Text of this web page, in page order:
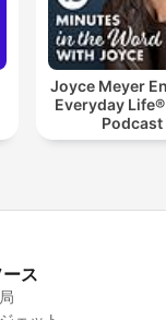
Joyce Meyer
Everyday
Podcast
ース